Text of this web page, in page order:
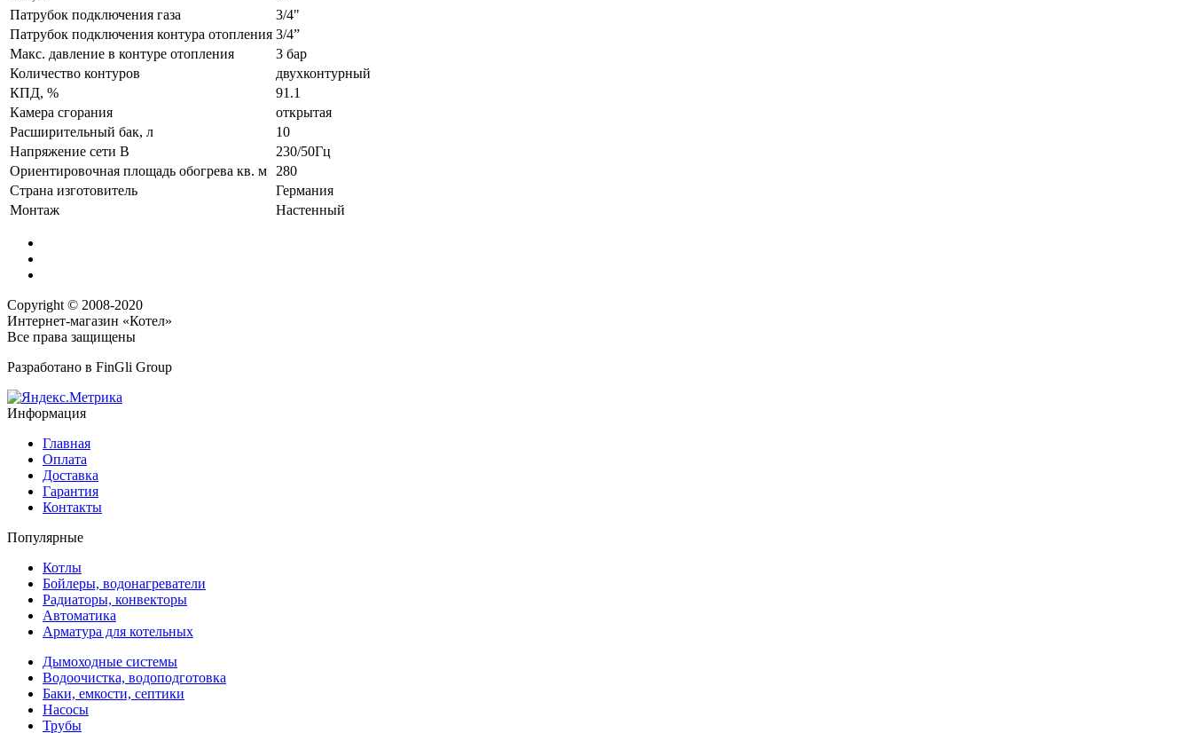
Патрубок подключения газа
3/4"
Патрубок подключения контура отопления 3/4”
Макс. давление в контуре отопления
3 бар
Количество контуров
двухконтурный
КПД, %
91.1
Камера сгорания
открытая
Расширительный бак, л
10
Напряжение сети В
230/50Гц
Ориентировочная площадь обогрева кв. м 280
Страна изготовитель
Германия
Монтаж
Настенный
Copyright © 2008-2020
Интернет-магазин «Котел»
Все права защищены
Разработано в FinGli Group
Информация
Главная
Оплата
Доставка
Гарантия
Контакты
Популярные
Котлы
Бойлеры, водонагреватели
Радиаторы, конвекторы
Автоматика
Арматура для котельных
Дымоходные системы
Водоочистка, водоподготовка
Баки, емкости, септики
Насосы
Трубы